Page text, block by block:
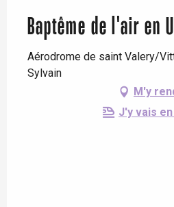
Baptême de l'air en
Aérodrome de saint Valery/
Sylvain
M'y
J'y vais